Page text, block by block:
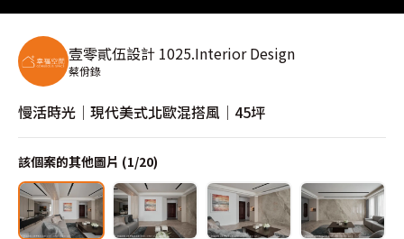
壹零貳伍設計 1025.Interior Design
蔡佾錄
慢活時光│現代美式北歐混搭風│45坪
該個案的其他圖片 (1/20)